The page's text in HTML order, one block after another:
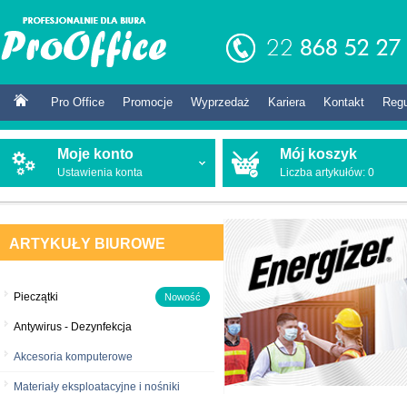
Pro Office Promocje Wyprzedaż Kariera Kontakt
Moje konto
Ustawienia konta
Mój koszyk
Liczba artykułów: 0
ARTYKUŁY BIUROWE
Pieczątki Nowość
Antywirus - Dezynfekcja
Akcesoria komputerowe
Materiały eksploatacyjne i nośniki